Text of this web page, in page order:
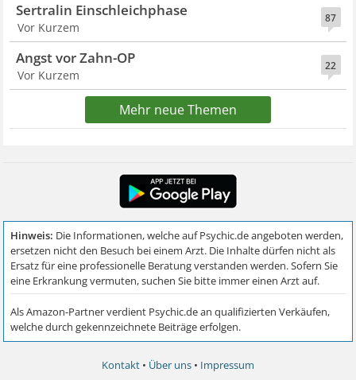
87
Sertralin Einschleichphase
Vor Kurzem
22
Angst vor Zahn-OP
Vor Kurzem
Mehr neue Themen
Kontakt • Über uns • Impressum